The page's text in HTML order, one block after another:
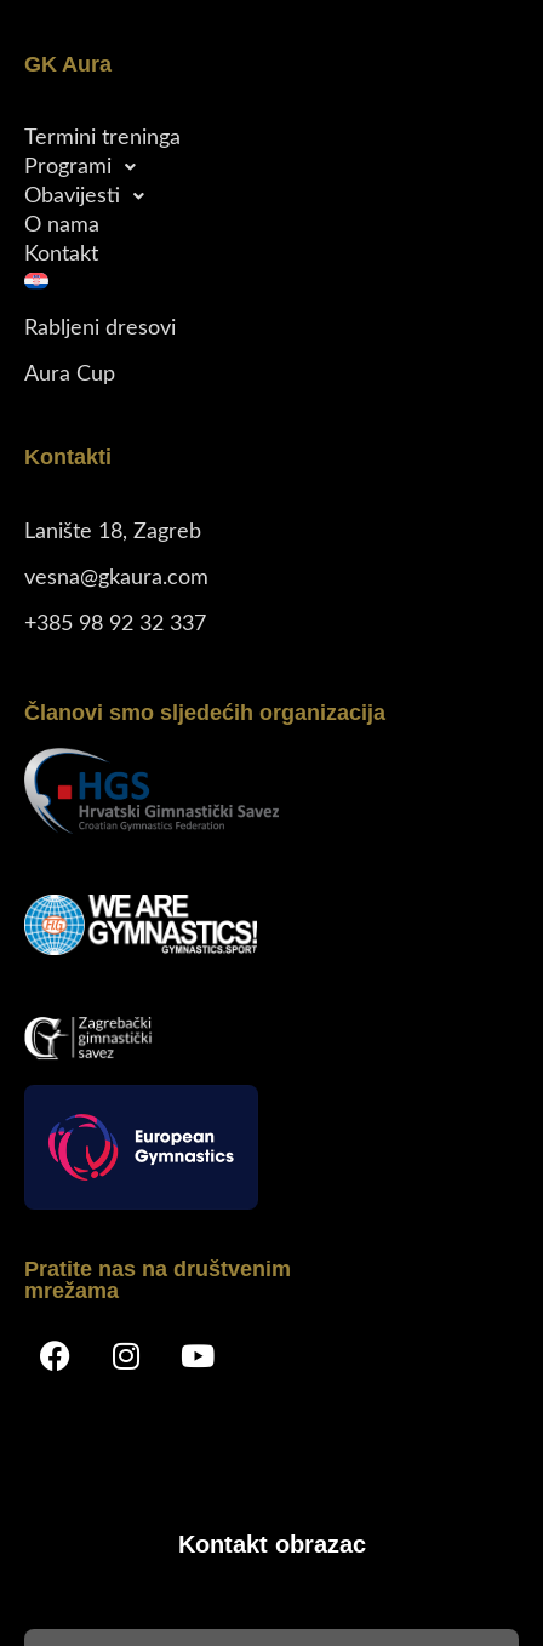
GK Aura
Termini treninga
Programi
Obavijesti
O nama
Kontakt
Rabljeni dresovi
Aura Cup
Kontakti
Lanište 18, Zagreb
vesna@gkaura.com
+385 98 92 32 337
Članovi smo sljedećih organizacija
Pratite nas na društvenim
mrežama
Kontakt obrazac